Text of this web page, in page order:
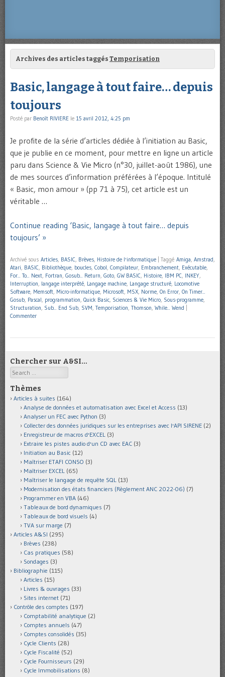
Archives des articles taggés Temporisation
Basic, langage à tout faire… depuis
toujours
Posté par Benoît RIVIERE le 15 avril 2012, 4:25 pm
Je profite de la série d’articles dédiée à l’initiation au Basic,
que je publie en ce moment, pour mettre en ligne un article
paru dans Science & Vie Micro (n°30, juillet-août 1986), une
de mes sources d’information préférées à l’époque. Intitulé
« Basic, mon amour » (pp 71 à 75), cet article est un
véritable …
Continue reading ‘Basic, langage à tout faire… depuis
toujours’ »
Archivé sous Articles, BASIC, Brèves, Histoire de l'informatique Taggé Amiga, Amstrad,
Atari, BASIC, Bibliothèque, boucles, Cobol, Compilateur, Embranchement, Exécutable,
For... To... Next, Fortran, Gosub... Return, Goto, GW BASIC, Histoire, IBM PC, INKEY,
Interruption, langage interprété, Langage machine, Langage structuré, Locomotive
Software, Memsoft, Micro-informatique, Microsoft, MSX, Norme, On Error, On Timer...
Gosub, Pascal, programmation, Quick Basic, Sciences & Vie Micro, Sous-programme,
Structuration, Sub... End Sub, SVM, Temporisation, Thomson, While... Wend
Commenter
Chercher sur A&SI…
Search
Thèmes
Articles à suites (164)
Analyse de données et automatisation avec Excel et Access (13)
Analyser un FEC avec Python (3)
Collecter des données juridiques sur les entreprises avec l'API SIRENE (2)
Enregistreur de macros d'EXCEL (3)
Extraire les pistes audio d'un CD avec EAC (3)
Initiation au Basic (12)
Maîtriser ETAFI CONSO (3)
Maîtriser EXCEL (65)
Maîtriser le langage de requête SQL (13)
Modernisation des états financiers (Règlement ANC 2022-06) (7)
Programmer en VBA (46)
Tableaux de bord dynamiques (7)
Tableaux de bord visuels (4)
TVA sur marge (7)
Articles A&SI (295)
Brèves (238)
Cas pratiques (58)
Sondages (3)
Bibliographie (115)
Articles (15)
Livres & ouvrages (33)
Sites internet (71)
Contrôle des comptes (197)
Comptabilité analytique (2)
Comptes annuels (47)
Comptes consolidés (35)
Cycle Clients (28)
Cycle Fiscalité (52)
Cycle Fournisseurs (29)
Cycle Immobilisations (8)